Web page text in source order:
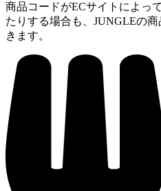
商品コードがECサイトによっ
たりする場合も、JUNGLEの
きます。